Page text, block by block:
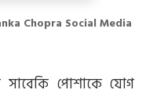
Chopra Social Media
সাবেকি পোশাকে যোগ